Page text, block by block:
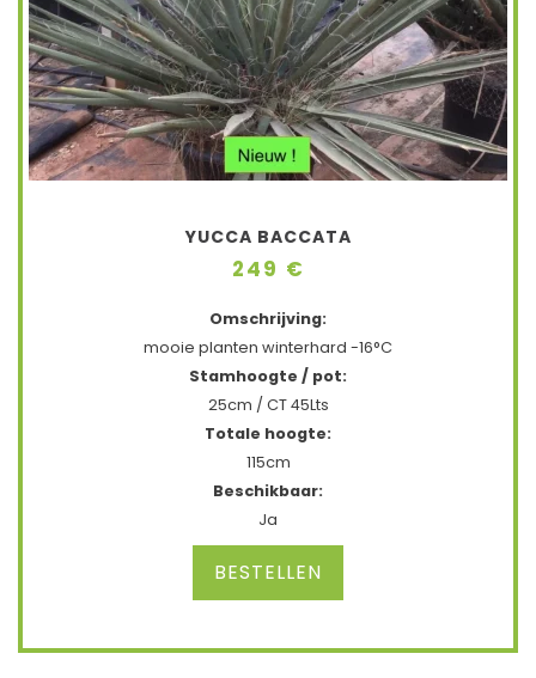
YUCCA BACCATA
249 €
Omschrijving:
mooie planten winterhard -16°C
Stamhoogte / pot:
25cm / CT 45Lts
Totale hoogte:
115cm
Beschikbaar:
Ja
BESTELLEN